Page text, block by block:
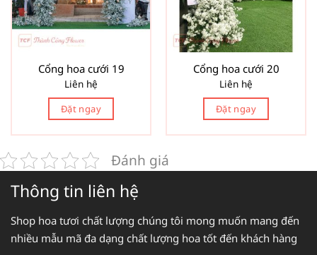
Cổng hoa cưới 19
Liên hệ
Đặt ngay
Cổng hoa cưới 20
Liên hệ
Đặt ngay
Đánh giá
Thông tin liên hệ
Shop hoa tươi chất lượng chúng tôi mong muốn mang đến
nhiều mẫu mã đa dạng chất lượng hoa tốt đến khách hàng